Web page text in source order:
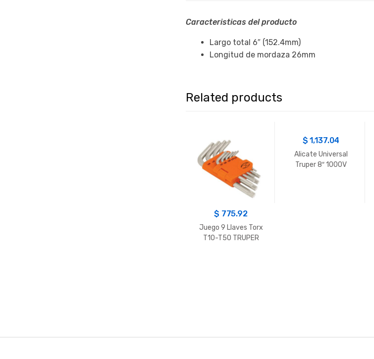
Caracteristicas del producto
Largo total 6″ (152.4mm)
Longitud de mordaza 26mm
Related products
$ 775.92
Juego 9 Llaves Torx
T10-T50 TRUPER
$1,137.04
Alicate Universal
Truper 8″ 1000V